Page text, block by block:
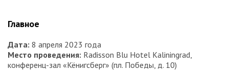
Главное
Дата: 8 апреля 2023 года
Место проведения: Radisson Blu Hotel Kaliningrad,
конференц-зал «Кёнигсберг» (пл. Победы, д. 10)